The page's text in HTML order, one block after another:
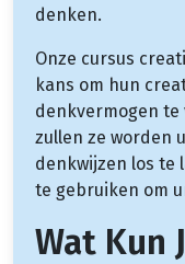
denken.
Onze cursus
kans om hun
denkvermogen te
zullen ze worden
denkwijzen los te
te gebruiken om
Wat Kun